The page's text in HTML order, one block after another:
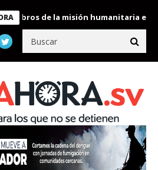
de la misión humanitaria enviada